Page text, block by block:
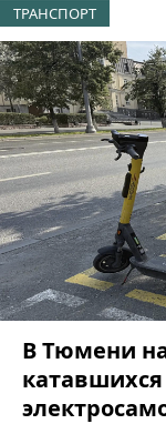
ТРАНСПОРТ
В Тюмени